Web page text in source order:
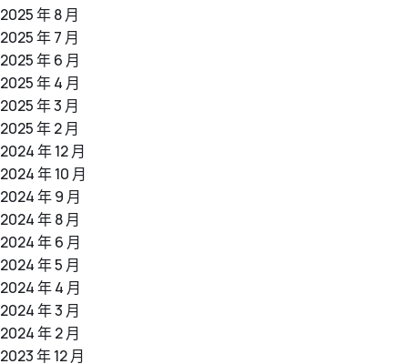
2025 年 8 月
2025 年 7 月
2025 年 6 月
2025 年 4 月
2025 年 3 月
2025 年 2 月
2024 年 12 月
2024 年 10 月
2024 年 9 月
2024 年 8 月
2024 年 6 月
2024 年 5 月
2024 年 4 月
2024 年 3 月
2024 年 2 月
2023 年 12 月